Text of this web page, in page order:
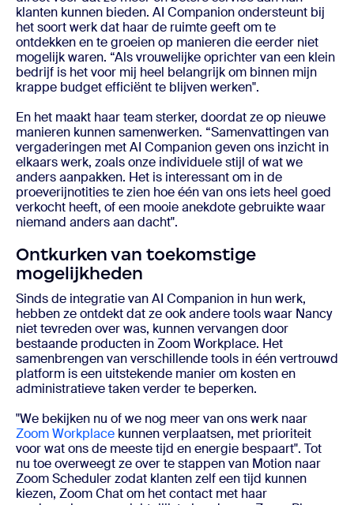
klanten kunnen bieden. AI Companion ondersteunt bij
het soort werk dat haar de ruimte geeft om te
ontdekken en te groeien op manieren die eerder niet
mogelijk waren. “Als vrouwelijke oprichter van een klein
bedrijf is het voor mij heel belangrijk om binnen mijn
krappe budget efficiënt te blijven werken".
En het maakt haar team sterker, doordat ze op nieuwe
manieren kunnen samenwerken. “Samenvattingen van
vergaderingen met AI Companion geven ons inzicht in
elkaars werk, zoals onze individuele stijl of wat we
anders aanpakken. Het is interessant om in de
proeverijnotities te zien hoe één van ons iets heel goed
verkocht heeft, of een mooie anekdote gebruikte waar
niemand anders aan dacht".
Ontkurken van toekomstige
mogelijkheden
Sinds de integratie van AI Companion in hun werk,
hebben ze ontdekt dat ze ook andere tools waar Nancy
niet tevreden over was, kunnen vervangen door
bestaande producten in Zoom Workplace. Het
samenbrengen van verschillende tools in één vertrouwd
platform is een uitstekende manier om kosten en
administratieve taken verder te beperken.
"We bekijken nu of we nog meer van ons werk naar
Zoom Workplace kunnen verplaatsen, met prioriteit
voor wat ons de meeste tijd en energie bespaart". Tot
nu toe overweegt ze over te stappen van Motion naar
Zoom Scheduler zodat klanten zelf een tijd kunnen
kiezen, Zoom Chat om het contact met haar